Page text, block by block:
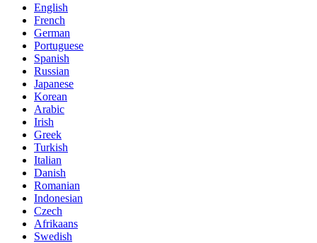
English
French
German
Portuguese
Spanish
Russian
Japanese
Korean
Arabic
Irish
Greek
Turkish
Italian
Danish
Romanian
Indonesian
Czech
Afrikaans
Swedish